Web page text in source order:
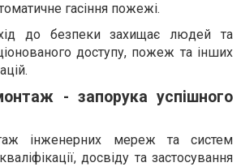
гасіння пожежі.
до безпеки захищає людей та
доступу, пожеж та інших
- запорука успішного
інженерних мереж та систем
досвіду та застосування